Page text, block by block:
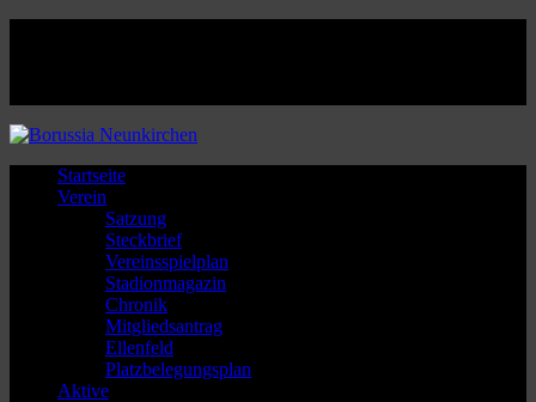
Startseite
Verein
Satzung
Steckbrief
Vereinsspielplan
Stadionmagazin
Chronik
Mitgliedsantrag
Ellenfeld
Platzbelegungsplan
Aktive